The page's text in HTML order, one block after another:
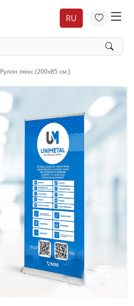
RU
Рулон люкс (200x85 см.)